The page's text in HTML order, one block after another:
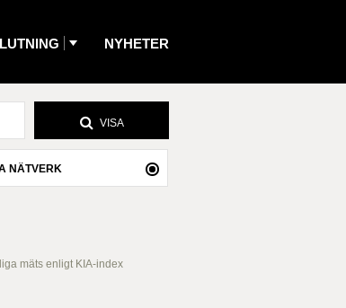
NYHETER
VISA
NÄTVERK
mäts enligt KIA-index